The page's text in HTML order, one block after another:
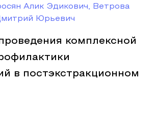
Алик Эдикович, Ветрова
Юрьевич
комплексной
в постэкстракционном